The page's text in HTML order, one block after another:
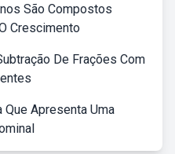
São Compostos
Crescimento
De Frações Com
Apresenta Uma